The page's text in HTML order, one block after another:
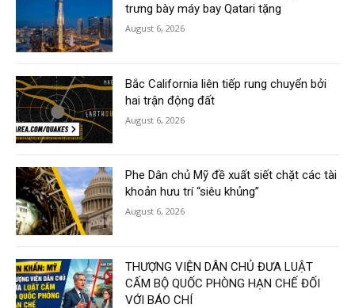
trưng bày máy bay Qatari tặng
August 6, 2026
Bắc California liên tiếp rung chuyển bởi
hai trận động đất
August 6, 2026
Phe Dân chủ Mỹ đề xuất siết chặt các tài
khoản hưu trí “siêu khủng”
August 6, 2026
THƯỢNG VIỆN DÂN CHỦ ĐƯA LUẬT
CẤM BỘ QUỐC PHÒNG HẠN CHẾ ĐỐI
VỚI BÁO CHÍ